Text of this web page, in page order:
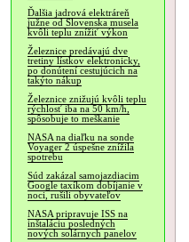
Ďalšia jadrová elektráreň
južne od Slovenska musela
kvôli teplu znížiť výkon
Železnice predávajú dve
tretiny lístkov elektronicky,
po donútení cestujúcich na
takýto nákup
Železnice znižujú kvôli teplu
rýchlosť iba na 50 km/h,
spôsobuje to meškanie
NASA na diaľku na sonde
Voyager 2 úspešne znížila
spotrebu
Súd zakázal samojazdiacim
Google taxíkom dobíjanie v
noci, rušili obyvateľov
NASA pripravuje ISS na
inštaláciu posledných
nových solárnych panelov